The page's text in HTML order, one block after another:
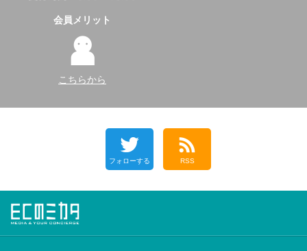
会員メリット
こちらから
フォローする RSS